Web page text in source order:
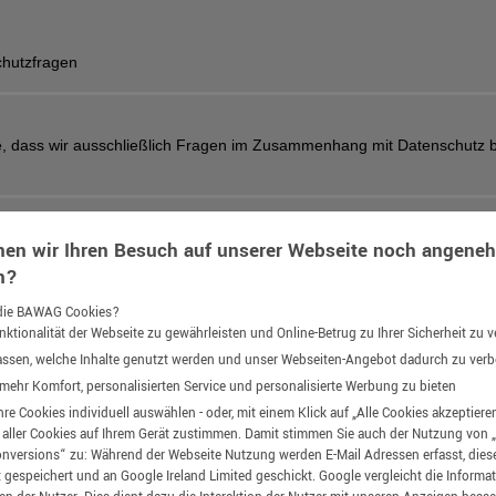
dass wir ausschließlich Fragen im Zusammenhang mit Datenschutz
Identifikationsnachweis (Ausweiskopie) hoch
wir Ihren Besuch auf unserer Webseite noch
BAWAG Cookies?
der Webseite zu gewährleisten und Online-Betrug zu Ihrer Sicherheit zu
welche Inhalte genutzt werden und unser Webseiten-Angebot dadurch zu
Komfort, personalisierten Service und personalisierte Werbung zu bieten
Cookies individuell auswählen - oder, mit einem Klick auf „Alle Cookies
Cookies auf Ihrem Gerät zustimmen. Damit stimmen Sie auch der Nutzung von
zu: Während der Webseite Nutzung werden E-Mail Adressen erfasst,
gespeichert und an Google Ireland Limited geschickt. Google vergleicht die